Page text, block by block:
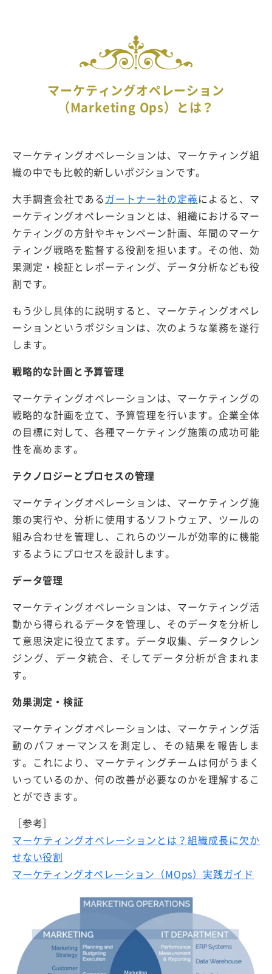
マーケティングオペレーション
（Marketing Ops）とは？
マーケティングオペレーションは、マーケティング組
織の中でも比較的新しいポジションです。
大手調査会社であるガートナー社の定義によると、マ
ーケティングオペレーションとは、組織におけるマー
ケティングの方針やキャンペーン計画、年間のマーケ
ティング戦略を監督する役割を担います。その他、効
果測定・検証とレポーティング、データ分析なども役
割です。
もう少し具体的に説明すると、マーケティングオペレ
ーションというポジションは、次のような業務を遂行
します。
戦略的な計画と予算管理
マーケティングオペレーションは、マーケティングの
戦略的な計画を立て、予算管理を行います。企業全体
の目標に対して、各種マーケティング施策の成功可能
性を高めます。
テクノロジーとプロセスの管理
マーケティングオペレーションは、マーケティング施
策の実行や、分析に使用するソフトウェア、ツールの
組み合わせを管理し、これらのツールが効率的に機能
するようにプロセスを設計します。
データ管理
マーケティングオペレーションは、マーケティング活
動から得られるデータを管理し、そのデータを分析し
て意思決定に役立てます。データ収集、データクレン
ジング、データ統合、そしてデータ分析が含まれま
す。
効果測定・検証
マーケティングオペレーションは、マーケティング活
動のパフォーマンスを測定し、その結果を報告しま
す。これにより、マーケティングチームは何がうまく
いっているのか、何の改善が必要なのかを理解するこ
とができます。
［参考］
マーケティングオペレーションとは？組織成長に欠か
せない役割
マーケティングオペレーション（MOps）実践ガイド